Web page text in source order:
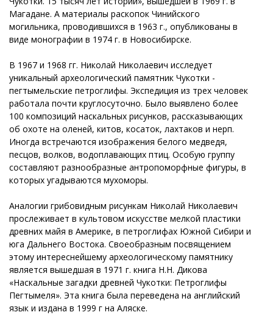
Магадане. А материалы раскопок Чинийского
могильника, проводившихся в 1963 г., опубликованы в
виде монографии в 1974 г. в Новосибирске.
В 1967 и 1968 гг. Николай Николаевич исследует
уникальный археологический памятник Чукотки -
пегтымельские петроглифы. Экспедиция из трех человек
работала почти круглосуточно. Было выявлено более
100 композиций наскальных рисунков, рассказывающих
об охоте на оленей, китов, косаток, лахтаков и нерп.
Иногда встречаются изображения белого медведя,
песцов, волков, водоплавающих птиц. Особую группу
составляют разнообразные антропоморфные фигуры, в
которых угадываются мухоморы.
Аналогии грибовидным рисункам Николай Николаевич
прослеживает в культовом искусстве мелкой пластики
древних майя в Америке, в петроглифах Южной Сибири и
юга Дальнего Востока. Своеобразным посвящением
этому интереснейшему археологическому памятнику
является вышедшая в 1971 г. книга Н.Н. Дикова
«Наскальные загадки древней Чукотки: Петроглифы
Пегтымеля». Эта книга была переведена на английский
язык и издана в 1999 г на Аляске.